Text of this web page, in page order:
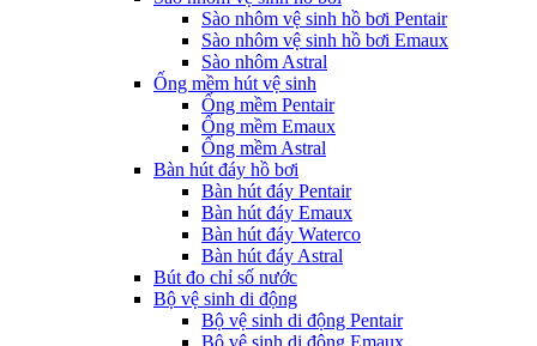
Sào nhôm vệ sinh hồ bơi Pentair
Sào nhôm vệ sinh hồ bơi Emaux
Sào nhôm Astral
Ống mềm hút vệ sinh
Ống mềm Pentair
Ống mềm Emaux
Ống mềm Astral
Bàn hút đáy hồ bơi
Bàn hút đáy Pentair
Bàn hút đáy Emaux
Bàn hút đáy Waterco
Bàn hút đáy Astral
Bút đo chỉ số nước
Bộ vệ sinh di động
Bộ vệ sinh di động Pentair
Bộ vệ sinh di động Emaux